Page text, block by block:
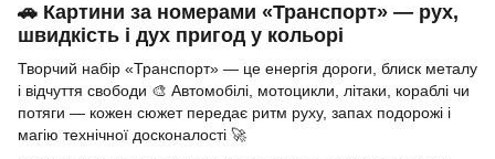
🚗 Картини за номерами «Транспорт» — рух,
швидкість і дух пригод у кольорі
Творчий набір «Транспорт» — це енергія дороги, блиск металу
і відчуття свободи 🎨 Автомобілі, мотоцикли, літаки, кораблі чи
потяги — кожен сюжет передає ритм руху, запах подорожі і
магію технічної досконалості 🚀